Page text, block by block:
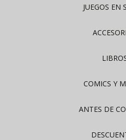
JUEGOS EN
COMICS Y
ANTES DE